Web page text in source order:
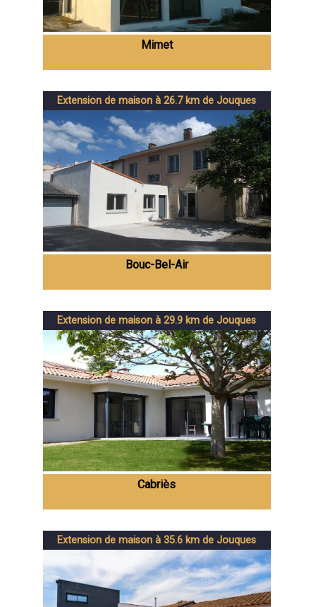
Mimet
Extension de maison à 26.7 km de Jouques
Bouc-Bel-Air
Extension de maison à 29.9 km de Jouques
Cabriès
Extension de maison à 35.6 km de Jouques